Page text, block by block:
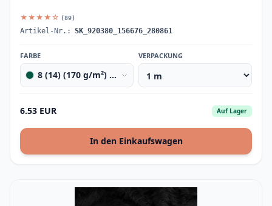
★★★★☆ (89)
Artikel-Nr.: SK_920380_156676_280861
FARBE
8 (14) (170 g/m²) dark green
VERPACKUNG
6.53 EUR Auf Lager
In den Einkaufswagen